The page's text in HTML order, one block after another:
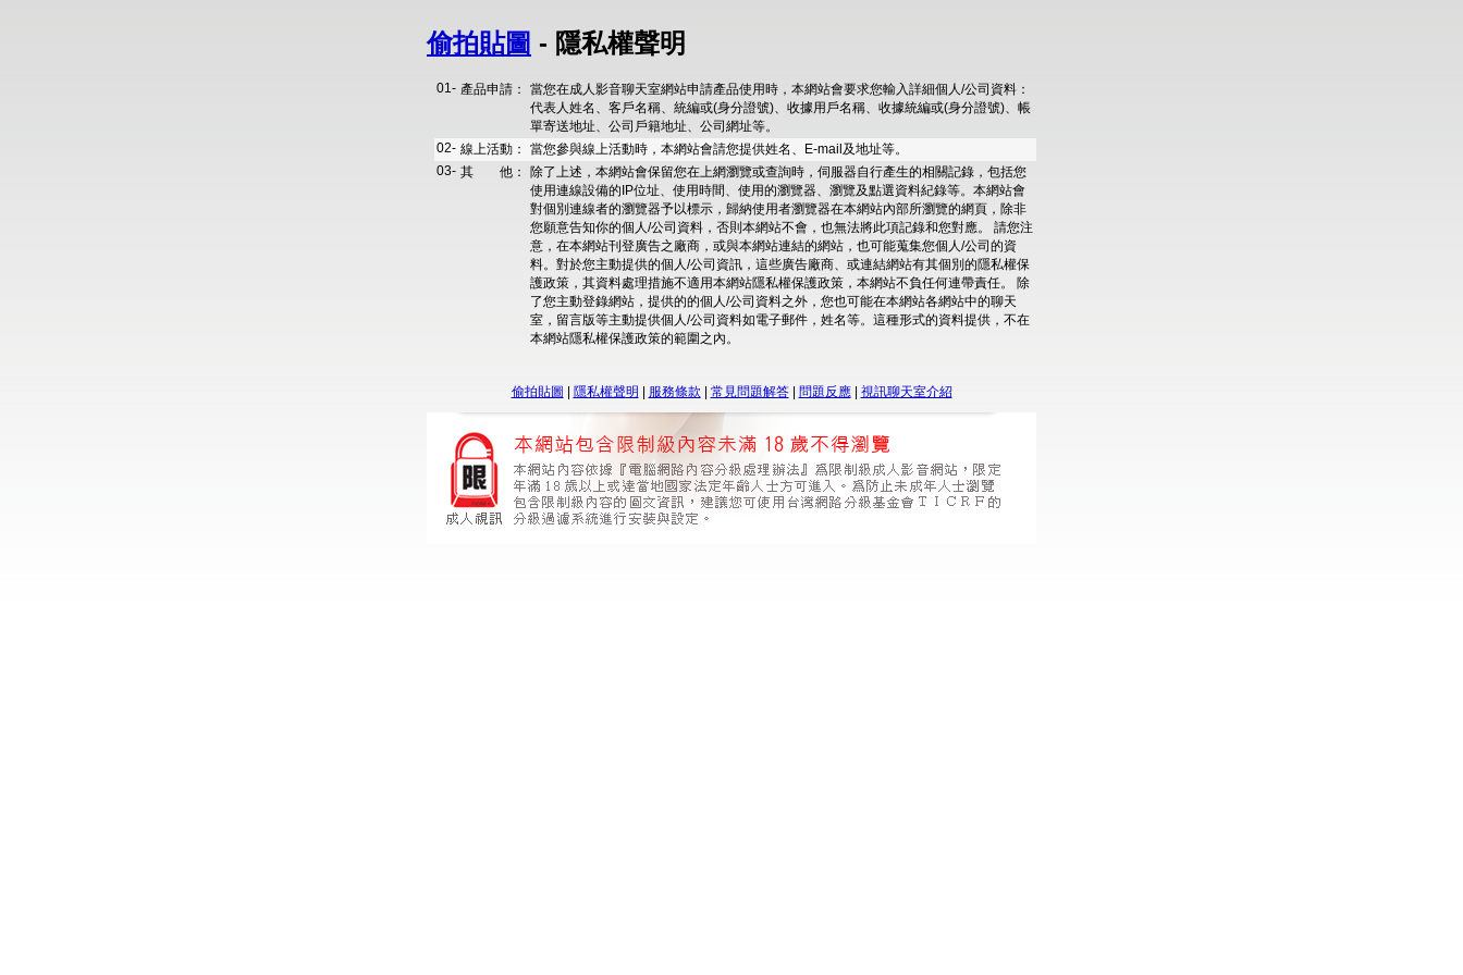
偷拍貼圖 - 隱私權聲明
01- 產品申請：
當您在成人影音聊天室網站申請產品使用時，本網站會要求您輸入詳細個人/公司資料：
代表人姓名、客戶名稱、統編或(身分證號)、收據用戶名稱、收據統編或(身分證號)、帳
單寄送地址、公司戶籍地址、公司網址等。
02- 線上活動：
當您參與線上活動時，本網站會請您提供姓名、E-mail及地址等。
03- 其 他：
除了上述，本網站會保留您在上網瀏覽或查詢時，伺服器自行產生的相關記錄，包括您
使用連線設備的IP位址、使用時間、使用的瀏覽器、瀏覽及點選資料紀錄等。本網站會
對個別連線者的瀏覽器予以標示，歸納使用者瀏覽器在本網站內部所瀏覽的網頁，除非
您願意告知你的個人/公司資料，否則本網站不會，也無法將此項記錄和您對應。 請您注
意，在本網站刊登廣告之廠商，或與本網站連結的網站，也可能蒐集您個人/公司的資
料。對於您主動提供的個人/公司資訊，這些廣告廠商、或連結網站有其個別的隱私權保
護政策，其資料處理措施不適用本網站隱私權保護政策，本網站不負任何連帶責任。 除
了您主動登錄網站，提供的的個人/公司資料之外，您也可能在本網站各網站中的聊天
室，留言版等主動提供個人/公司資料如電子郵件，姓名等。這種形式的資料提供，不在
本網站隱私權保護政策的範圍之內。
偷拍貼圖 隱私權聲明 服務條款 常見問題解答| 問題反應| 視訊聊天室介紹